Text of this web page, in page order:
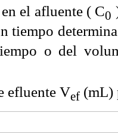
el afluente ( C0
tiempo
o del
efluente Vef (mL)